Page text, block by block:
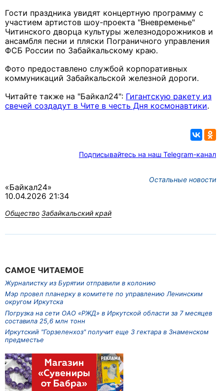
Гости праздника увидят концертную программу с
участием артистов шоу-проекта "Вневременье"
Читинского дворца культуры железнодорожников и
ансамбля песни и пляски Пограничного управления
ФСБ России по Забайкальскому краю.
Фото предоставлено службой корпоративных
коммуникаций Забайкальской железной дороги.
Читайте также на "Байкал24": Гигантскую ракету из
свечей создадут в Чите в честь Дня космонавтики.
Подписывайтесь на наш Telegram-канал
Остальные новости
«Байкал24»
10.04.2026 21:34
Общество Забайкальский край
САМОЕ ЧИТАЕМОЕ
Журналистку из Бурятии отправили в колонию
Мэр провел планерку в комитете по управлению Ленинским
округом Иркутска
Погрузка на сети ОАО «РЖД» в Иркутской области за 7 месяцев
составила 25,6 млн тонн
Иркутский "Горзеленхоз" получит еще 3 гектара в Знаменском
предместье